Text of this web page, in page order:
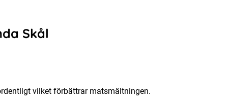
Skål
vilket förbättrar matsmältningen.